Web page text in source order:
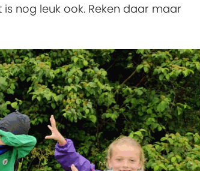
nog leuk ook. Reken daar maar